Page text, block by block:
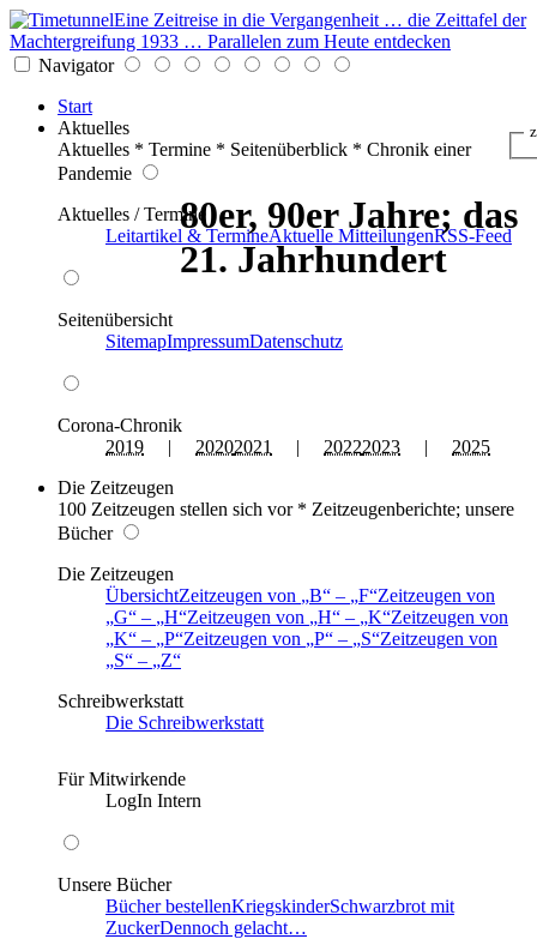
Eine Zeitreise in die Vergangenheit … die Zeittafel der
Machtergreifung 1933 … Parallelen zum Heute entdecken
Navigator
Start
Aktuelles
Aktuelles * Termine * Seitenüberblick * Chronik einer
Pandemie
Aktuelles / Termine
Leitartikel & TermineAktuelle MitteilungenRSS-Feed
Seitenübersicht
SitemapImpressumDatenschutz
Corona-Chronik
2019 | 20202021 | 20222023 | 2025
Die Zeitzeugen
100 Zeitzeugen stellen sich vor * Zeitzeugenberichte; unsere
Bücher
Die Zeitzeugen
ÜbersichtZeitzeugen von B – F Zeitzeugen von
G
– H Zeitzeugen von H – K Zeitzeugen von
K
– P Zeitzeugen von P – S Zeitzeugen von
S
–
Z
Schreibwerkstatt
Die Schreibwerkstatt
Für Mitwirkende
LogIn Intern
Unsere Bücher
Bücher bestellenKriegskinderSchwarzbrot mit
ZuckerDennoch gelacht…
80er, 90er Jahre; das
21. Jahrhundert